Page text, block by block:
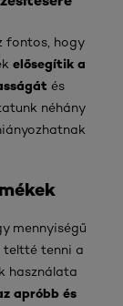
fontos, hogy
elősegítik a
és
néhány
mennyiségű
teltté tenni a
használata
apróbb és